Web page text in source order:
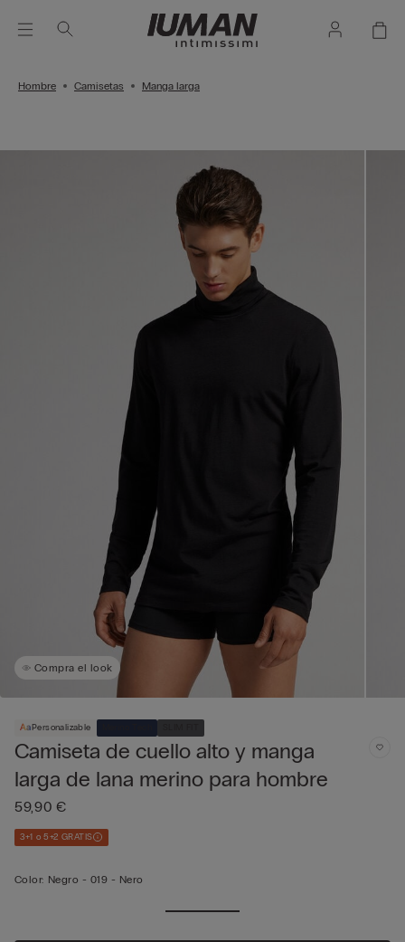
Hombre Camisetas Manga larga
Compra el look
Personalizable
Camiseta de cuello alto y manga
larga de lana merino para hombre
59,90 €
3+1 o 5+2 GRATIS
Color: Negro - 019 - Nero